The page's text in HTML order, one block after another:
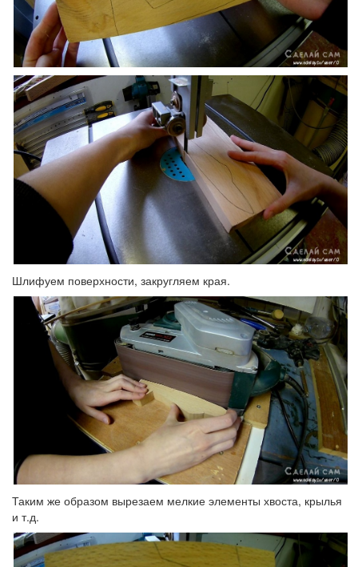
Шлифуем поверхности, закругляем края.
Таким же образом вырезаем мелкие элементы хвоста, крылья
и т.д.